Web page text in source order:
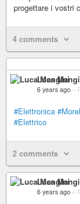
progettare i vostri
4 comments
Luca
6 years ago –
#Elettronica
#Elettrico
2 comments
Luca
6 years ago –